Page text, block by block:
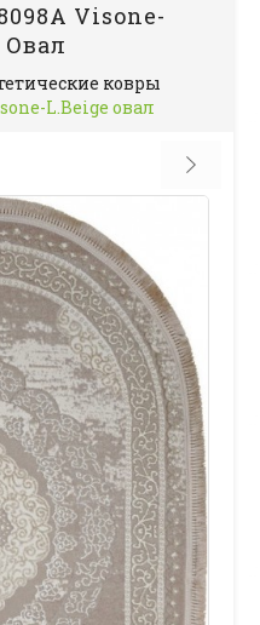
Visone-
Овал
ковры
L.Beige овал